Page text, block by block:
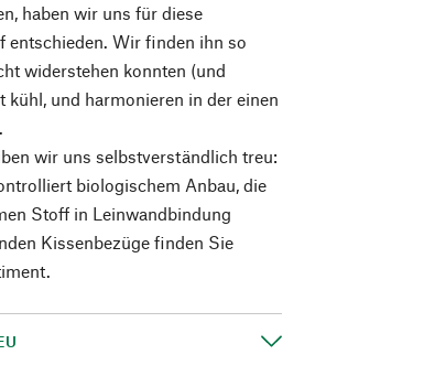
haben wir uns für diese
entschieden. Wir finden ihn so
widerstehen konnten (und
kühl, und harmonieren in der einen
wir uns selbstverständlich treu:
biologischem Anbau, die
Stoff in Leinwandbindung
Kissenbezüge finden Sie